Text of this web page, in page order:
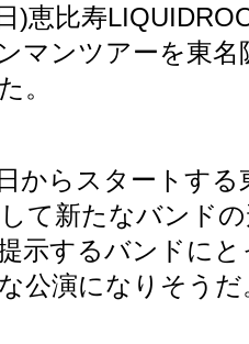
)恵比寿
マンツアーを東名
。
からスタートする
して新たなバンド
示するバンドに
公演になりそうだ